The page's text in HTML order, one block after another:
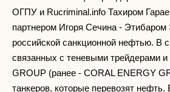
ОГПУ и Rucriminal.info Тахиром
партнером Игоря Сечина -
российской санкционной нефтью. В
связанных с теневыми трейдерами
GROUP (ранее - CORAL ENERGY
танкеров, которые перевозят